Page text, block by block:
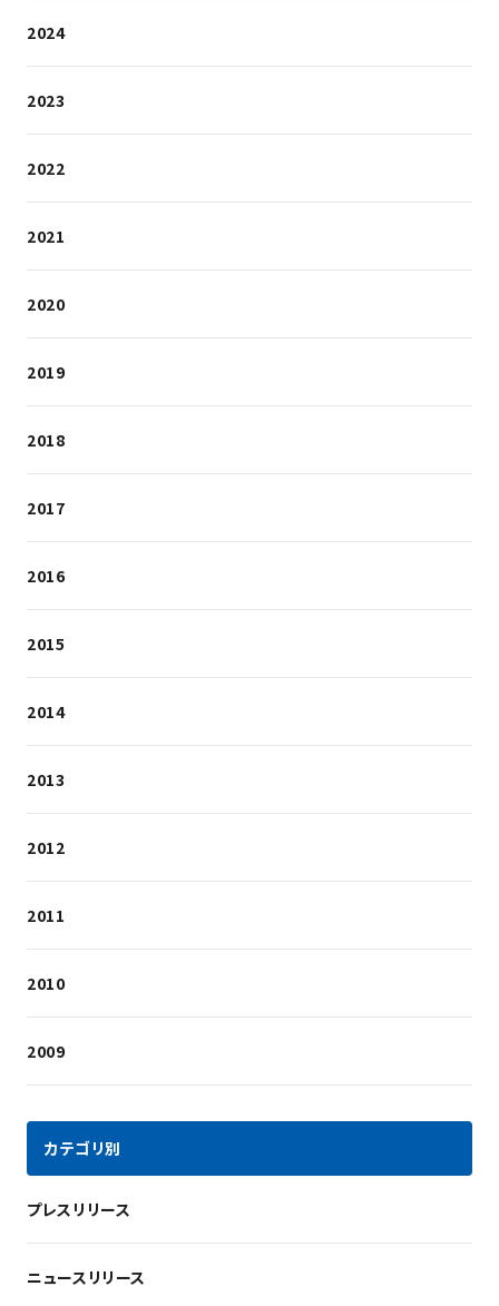
2024
2023
2022
2021
2020
2019
2018
2017
2016
2015
2014
2013
2012
2011
2010
2009
カテゴリ別
プレスリリース
ニュースリリース